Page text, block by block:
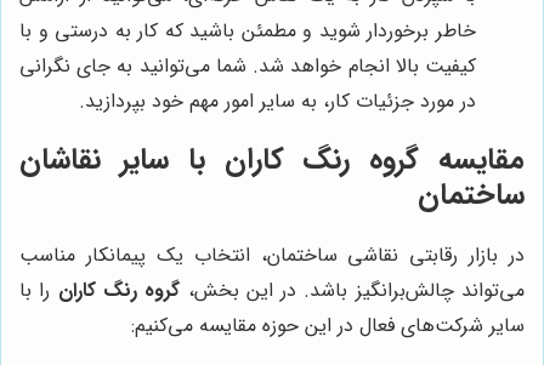
خاطر برخوردار شوید و مطمئن باشید که کار به درستی و با
کیفیت بالا انجام خواهد شد. شما می‌توانید به جای نگرانی
در مورد جزئیات کار، به سایر امور مهم خود بپردازید.
مقایسه گروه رنگ کاران با سایر نقاشان
ساختمان
در بازار رقابتی نقاشی ساختمان، انتخاب یک پیمانکار مناسب
می‌تواند چالش‌برانگیز باشد. در این بخش، گروه رنگ کاران را با
سایر شرکت‌های فعال در این حوزه مقایسه می‌کنیم: